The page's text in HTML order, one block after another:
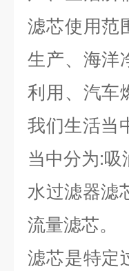
滤芯使用范
生产、海洋
利用、汽车
我们生活当
当中分为:
水过滤器滤
流量滤芯。
滤芯是特定